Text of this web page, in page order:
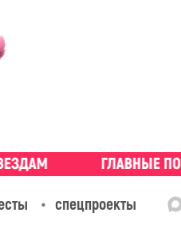
спецпроекты